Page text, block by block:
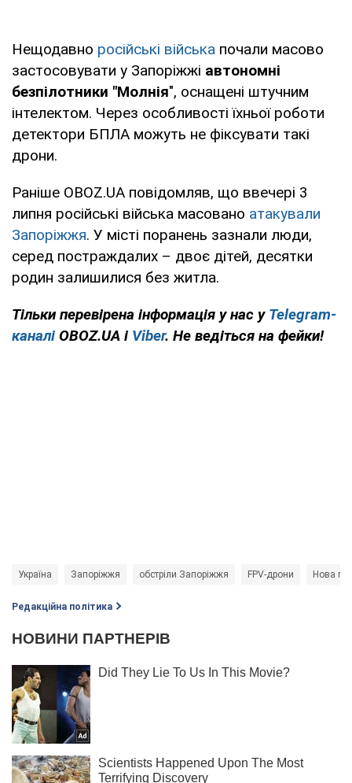
Нещодавно російські війська почали масово
застосовувати у Запоріжжі автономні
безпілотники "Молнія", оснащені штучним
інтелектом. Через особливості їхньої роботи
детектори БПЛА можуть не фіксувати такі
дрони.
Раніше OBOZ.UA повідомляв, що ввечері 3
липня російські війська масовано атакували
Запоріжжя. У місті поранень зазнали люди,
серед постраждалих – двоє дітей, десятки
родин залишилися без житла.
Тільки перевірена інформація у нас у Telegram-
каналі OBOZ.UA і Viber. Не ведіться на фейки!
Україна Запоріжжя обстріли Запоріжжя FPV-дрони Нова
Редакційна політика